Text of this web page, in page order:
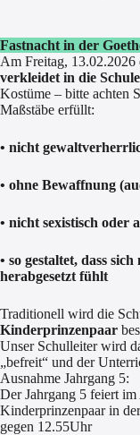
Fastnacht in der
Am Freitag, 13.02.2026
verkleidet in die
Kostüme – bitte achten
Maßstäbe erfüllt:
• nicht
• ohne Bewaffnung
• nicht sexistisch oder
• so gestaltet, dass
herabgesetzt fühlt
Traditionell wird die
Kinderprinzenpaar
Unser Schulleiter wird
„befreit“ und der
Ausnahme Jahrgang 5:
Der Jahrgang 5 feiert
Kinderprinzenpaar in
gegen 12.55Uhr